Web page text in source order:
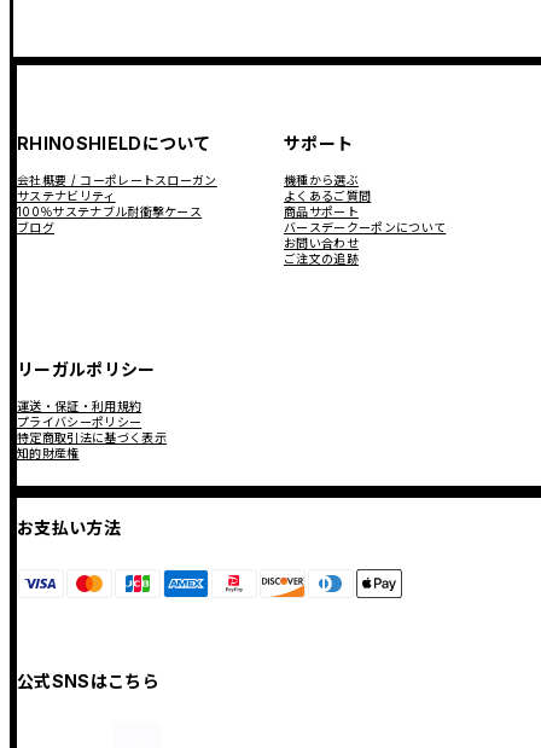
RHINOSHIELDについて
会社概要 / コーポレートスローガン
サステナビリティ
100％サステナブル耐衝撃ケース
ブログ
サポート
機種から選ぶ
よくあるご質問
商品サポート
バースデークーポンについて
お問い合わせ
ご注文の追跡
リーガルポリシー
運送・保証・利用規約
プライバシーポリシー
特定商取引法に基づく表示
知的財産権
お支払い方法
公式SNSはこちら